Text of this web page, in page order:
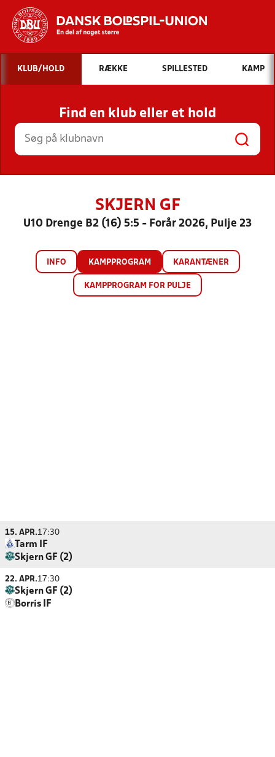
Hvad vil du søge efter?
INDHOLD OG NYHEDER
STILLINGER, RESULTATER, KLUBBER OG
HOLD
KLUB/HOLD RÆKKE SPILLESTED KAMP
Find en klub eller et hold
SKJERN GF
U10 Drenge B2 (16) 5:5 - Forår 2026, Pulje 23
INFO KAMPPROGRAM KARANTÆNER
KAMPPROGRAM FOR PULJE
15. APR.17:30
Tarm IF
Skjern GF (2)
22. APR.17:30
Skjern GF (2)
Borris IF